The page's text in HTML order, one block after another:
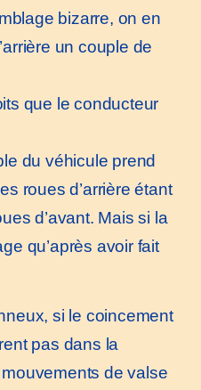
bizarre, on en
un couple de
que le conducteur
du véhicule prend
roues d’arrière étant
d’avant. Mais si la
qu’après avoir fait
si le coincement
pas dans la
de valse